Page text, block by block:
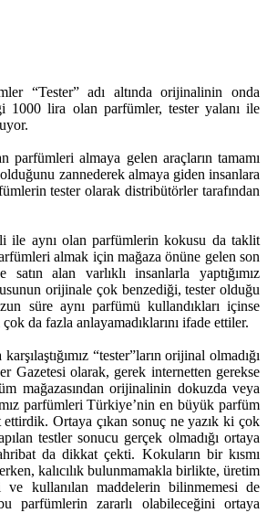
“Tester” adı altında orijinalinin onda
1000 lira olan parfümler, tester yalanı ile
parfümleri almaya gelen araçların tamamı
zannederek almaya giden insanlara
tester olarak distribütörler tarafından
ile aynı olan parfümlerin kokusu da taklit
almak için mağaza önüne gelen son
alan varlıklı insanlarla yaptığımız
orijinale çok benzediği, tester olduğu
süre aynı parfümü kullandıkları içinse
da fazla anlayamadıklarını ifade ettiler.
“tester”ların orijinal olmadığı
Gazetesi olarak, gerek internetten gerekse
mağazasından orijinalinin dokuzda veya
parfümleri Türkiye’nin en büyük parfüm
ettirdik. Ortaya çıkan sonuç ne yazık ki çok
testler sonucu gerçek olmadığı ortaya
da dikkat çekti. Kokuların bir kısmı
kalıcılık bulunmamakla birlikte, üretim
ve kullanılan maddelerin bilinmemesi de
parfümlerin zararlı olabileceğini ortaya